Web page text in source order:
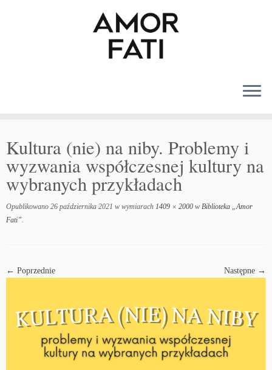
Kultura (nie) na niby. Problemy i
wyzwania współczesnej kultury na
wybranych przykładach
Opublikowano 26 października 2021 w wymiarach 1409 × 2000 w Biblioteka „Amor
Fati”.
← Poprzednie Następne →